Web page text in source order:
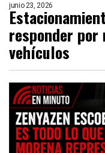
junio 23, 2026
responder por
vehículos